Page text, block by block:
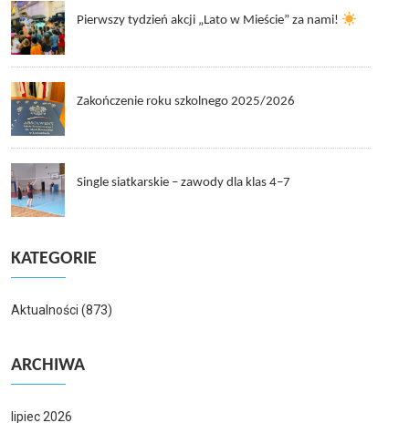
Pierwszy tydzień akcji „Lato w Mieście” za nami!
Zakończenie roku szkolnego 2025/2026
Single siatkarskie – zawody dla klas 4–7
KATEGORIE
Aktualności (873)
ARCHIWA
lipiec 2026